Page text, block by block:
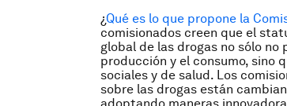
¿Qué es lo que propone la
comisionados creen que el
global de las drogas no sólo
producción y el consumo, sino
sociales y de salud. Los
sobre las drogas están